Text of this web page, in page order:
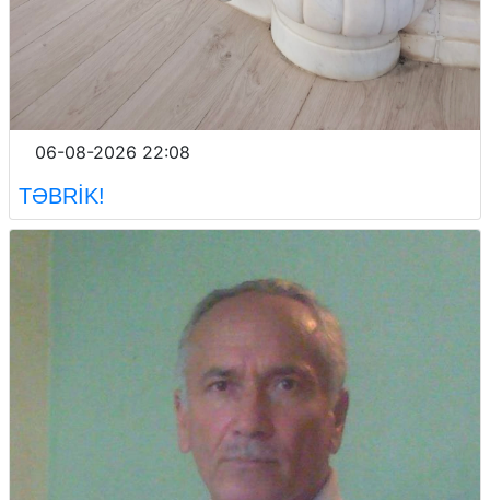
06-08-2026 22:08
TƏBRİK!